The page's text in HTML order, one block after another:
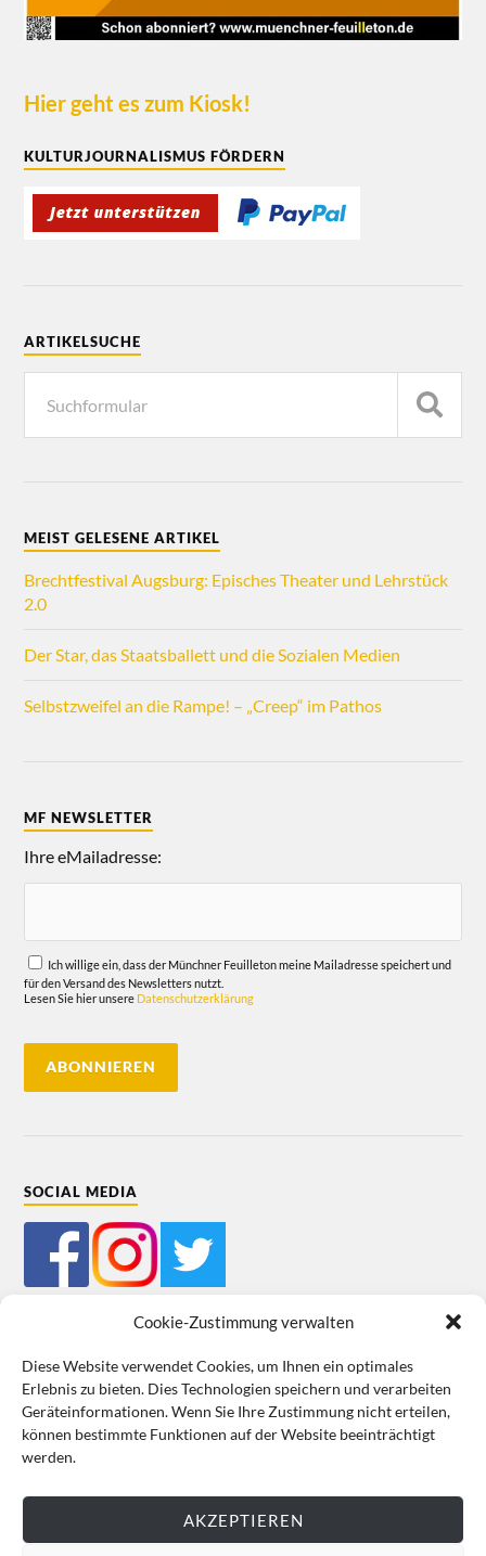
Cookie-Zustimmung verwalten
Diese Website verwendet Cookies, um Ihnen ein optimales
Erlebnis zu bieten. Dies Technologien speichern und verarbeiten
Geräteinformationen. Wenn Sie Ihre Zustimmung nicht erteilen,
können bestimmte Funktionen auf der Website beeinträchtigt
werden.
AKZEPTIEREN
Hier geht es zum Kiosk!
KULTURJOURNALISMUS FÖRDERN
ARTIKELSUCHE
MEIST GELESENE ARTIKEL
Brechtfestival Augsburg: Episches Theater und Lehrstück
2.0
Der Star, das Staatsballett und die Sozialen Medien
Selbstzweifel an die Rampe! – „Creep“ im Pathos
MF NEWSLETTER
Ihre eMailadresse:
Ich willige ein, dass der Münchner Feuilleton meine Mailadresse speichert und
für den Versand des Newsletters nutzt.
Lesen Sie hier unsere Datenschutzerklärung
SOCIAL MEDIA
Mein Bestellkonto Kundeninformationen Datenschutz
Cookie-Richtlinie (EU) Impressum
VERTRAG WIDERRUFEN